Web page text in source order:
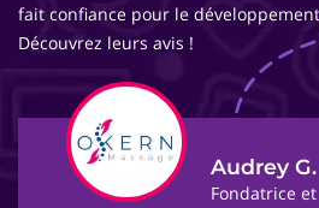
fait confiance pour le
Découvrez leurs avis !
Audrey G.
Fondatrice et